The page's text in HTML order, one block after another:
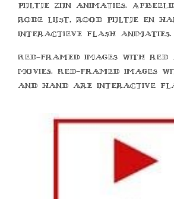
pijltje zijn animaties.
rode lijst, rood pijltje en
interactieve flash animaties.
Red-framed images with
movies. Red-framed images
and hand are interactive